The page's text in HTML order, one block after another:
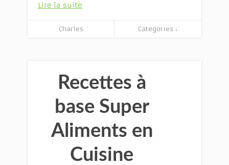
Lire la suite
Charles Categories ↓
Recettes à
base Super
Aliments en
Cuisine